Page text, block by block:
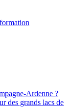
Ardenne ?
des grands lacs de